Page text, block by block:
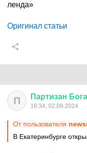
ленда»
Оригинал статьи
П Партизан Бога
16:34, 02.09.2024
От пользователя
В Екатеринбурге